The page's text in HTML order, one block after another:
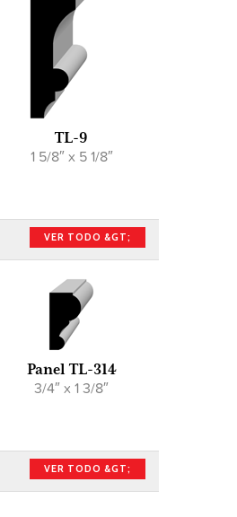
TL-9
1 5/8″ x 5 1/8″
VER TODO &GT;
Panel TL-314
3/4″ x 1 3/8″
VER TODO &GT;